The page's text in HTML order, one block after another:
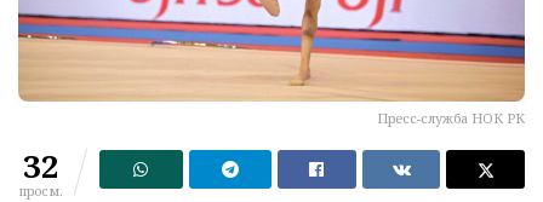
Пресс-служба НОК РК
32
просм.